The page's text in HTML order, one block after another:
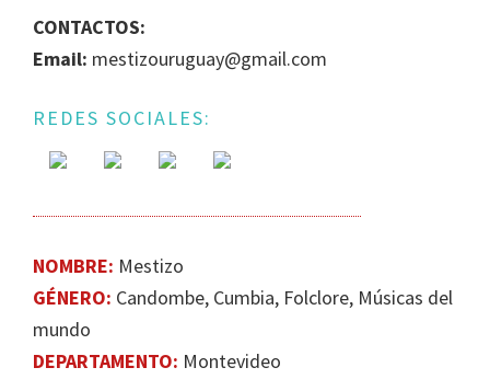
DE
ESCENA
MUSICAL
CONTACTOS:
Email: mestizouruguay@gmail.com
REDES SOCIALES:
NOMBRE: Mestizo
GÉNERO: Candombe, Cumbia, Folclore, Músicas del
mundo
DEPARTAMENTO: Montevideo